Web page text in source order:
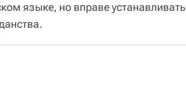
языке, но вправе устанавливать